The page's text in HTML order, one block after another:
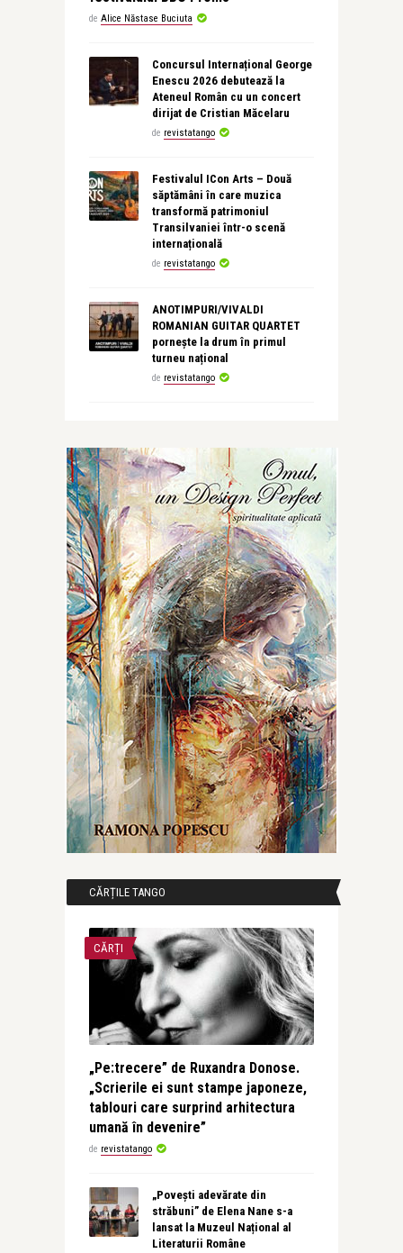
de Alice Năstase Buciuta
Concursul Internațional George
Enescu 2026 debutează la
Ateneul Român cu un concert
dirijat de Cristian Măcelaru
de revistatango
Festivalul ICon Arts – Două
săptămâni în care muzica
transformă patrimoniul
Transilvaniei într-o scenă
internațională
de revistatango
ANOTIMPURI/VIVALDI
ROMANIAN GUITAR QUARTET
pornește la drum în primul
turneu național
de revistatango
CĂRȚILE TANGO
CĂRȚI
„Pe:trecere” de Ruxandra Donose.
„Scrierile ei sunt stampe japoneze,
tablouri care surprind arhitectura
umană în devenire”
de revistatango
„Povești adevărate din
străbuni” de Elena Nane s-a
lansat la Muzeul Național al
Literaturii Române